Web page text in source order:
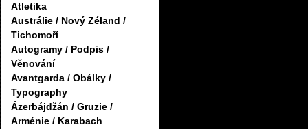
Atletika
Austrálie / Nový Zéland /
Tichomoří
Autogramy / Podpis /
Věnování
Avantgarda / Obálky /
Typography
Ázerbájdžán / Gruzie /
Arménie / Karabach